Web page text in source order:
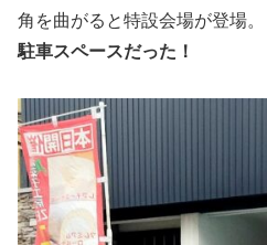
角を曲がると特設会場が登場。
駐車スペースだった！